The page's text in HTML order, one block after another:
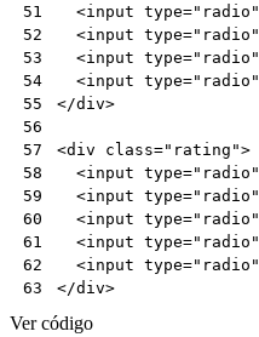
51
52
53
54
55
56
57
58
59
60
61
62
63
<input type="radio"
<input type="radio"
<input type="radio"
<input type="radio"
</div>
<div class="rating">
<input type="radio"
<input type="radio"
<input type="radio"
<input type="radio"
<input type="radio"
</div>
Ver código